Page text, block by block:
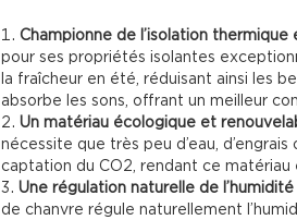
Championne de l’isolation
pour ses propriétés isolantes
la fraîcheur en été, réduisant ainsi les
absorbe les sons, offrant un meilleur
Un matériau écologique et
nécessite que très peu d’eau,
captation du CO2, rendant ce matériau
Une régulation naturelle de
de chanvre régule naturellement